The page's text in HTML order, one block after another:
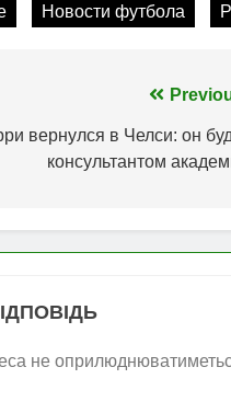
Новости футбола
вернулся в Челси: он
консультантом
не